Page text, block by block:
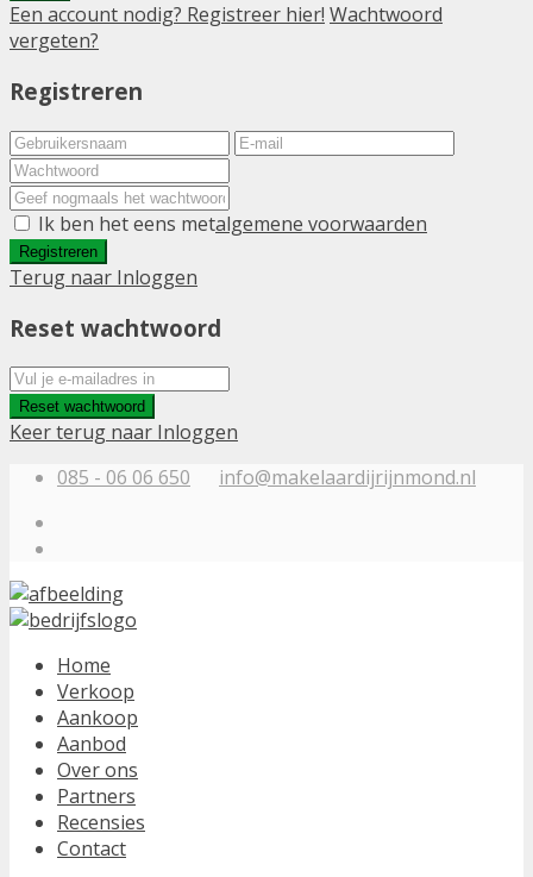
Een account nodig? Registreer hier! Wachtwoord
vergeten?
Registreren
Ik ben het eens metalgemene voorwaarden
Registreren
Terug naar Inloggen
Reset wachtwoord
Reset wachtwoord
Keer terug naar Inloggen
085 - 06 06 650
info@makelaardijrijnmond.nl
Home
Verkoop
Aankoop
Aanbod
Over ons
Partners
Recensies
Contact